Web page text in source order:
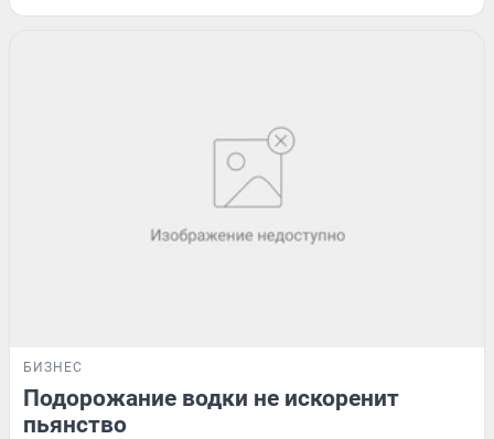
БИЗНЕС
Подорожание водки не искоренит
пьянство